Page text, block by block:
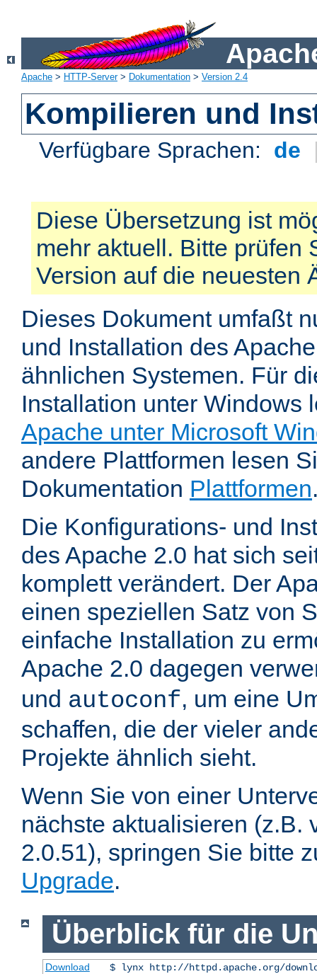
Apache > HTTP-Server> Dokumentation > Version 2.4
Kompilieren und
Verfügbare Sprachen: de
Diese Übersetzung ist
mehr aktuell. Bitte prüfen
Version auf die neuesten
Dieses Dokument umfaßt
und Installation des
ähnlichen Systemen. Für
Installation unter Windows
Apache unter Microsoft
andere Plattformen lesen
Dokumentation Plattformen
Die Konfigurations- und
des Apache 2.0 hat sich
komplett verändert. Der
einen speziellen Satz von
einfache Installation zu
Apache 2.0 dagegen
und autoconf, um eine
schaffen, die der vieler
Projekte ähnlich sieht.
Wenn Sie von einer
nächste aktualisieren (z.B.
2.0.51), springen Sie bitte
Upgrade.
Überblick für die
Download
$ lynx http://httpd.apache.org/